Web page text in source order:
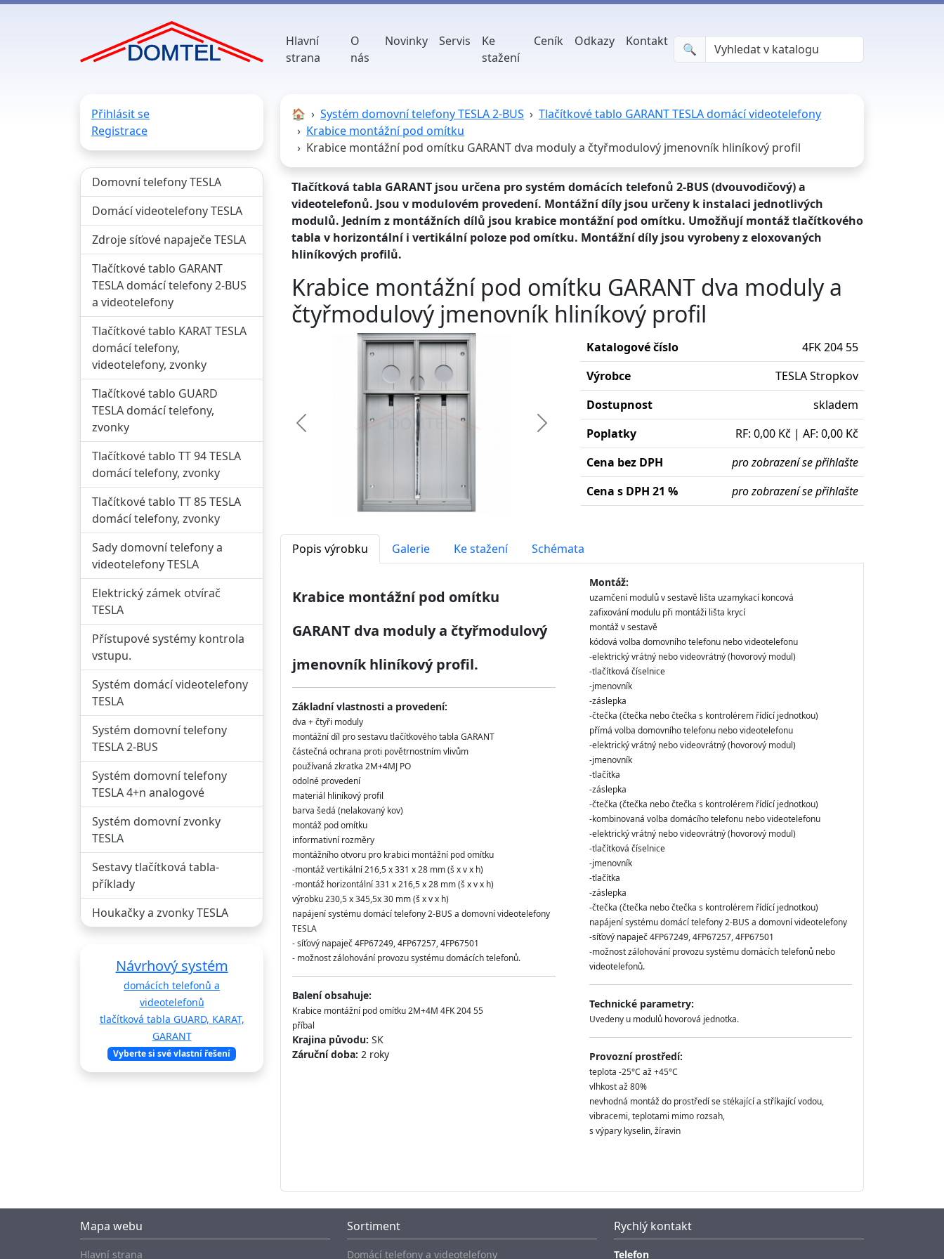
Hlavní
strana
O
nás
Novinky Servis
Ke
stažení
Ceník Odkazy Kontakt
🔍︎
Přihlásit se
Registrace
Domovní telefony TESLA
Domácí videotelefony TESLA
Zdroje síťové napaječe TESLA
Tlačítkové tablo GARANT
TESLA domácí telefony 2-BUS
a videotelefony
Tlačítkové tablo KARAT TESLA
domácí telefony,
videotelefony, zvonky
Tlačítkové tablo GUARD
TESLA domácí telefony,
zvonky
Tlačítkové tablo TT 94 TESLA
domácí telefony, zvonky
Tlačítkové tablo TT 85 TESLA
domácí telefony, zvonky
Sady domovní telefony a
videotelefony TESLA
Elektrický zámek otvírač
TESLA
Přístupové systémy kontrola
vstupu.
Systém domácí videotelefony
TESLA
Systém domovní telefony
TESLA 2-BUS
Systém domovní telefony
TESLA 4+n analogové
Systém domovní zvonky
TESLA
Sestavy tlačítková tabla-
příklady
Houkačky a zvonky TESLA
Návrhový systém
domácích telefonů a
videotelefonů
tlačítková tabla GUARD, KARAT,
GARANT
Vyberte si své vlastní řešení
🏠︎ Systém domovní telefony TESLA 2-BUS
Tlačítkové tablo GARANT TESLA domácí videotelefony
Krabice montážní pod omítku
Krabice montážní pod omítku GARANT dva moduly a čtyřmodulový jmenovník hliníkový profil
Tlačítková tabla GARANT jsou určena pro systém domácích telefonů 2-BUS (dvouvodičový) a
videotelefonů. Jsou v modulovém provedení. Montážní díly jsou určeny k instalaci jednotlivých
modulů. Jedním z montážních dílů jsou krabice montážní pod omítku. Umožňují montáž tlačítkového
tabla v horizontální i vertikální poloze pod omítku. Montážní díly jsou vyrobeny z eloxovaných
hliníkových profilů.
Krabice montážní pod omítku GARANT dva moduly a
čtyřmodulový jmenovník hliníkový profil
Předchozí Další
Katalogové číslo
4FK 204 55
Výrobce
TESLA Stropkov
Dostupnost
skladem
Poplatky
RF: 0,00 Kč | AF: 0,00 Kč
Cena bez DPH
pro zobrazení se přihlašte
Cena s DPH 21 %
pro zobrazení se přihlašte
Popis výrobku Galerie Ke stažení Schémata
Krabice montážní pod omítku
GARANT dva moduly a čtyřmodulový
jmenovník hliníkový profil.
Základní vlastnosti a provedení:
dva + čtyři moduly
montážní díl pro sestavu tlačítkového tabla GARANT
částečná ochrana proti povětrnostním vlivům
používaná zkratka 2M+4MJ PO
odolné provedení
materiál hliníkový profil
barva šedá (nelakovaný kov)
montáž pod omítku
informativní rozměry
montážního otvoru pro krabici montážní pod omítku
-montáž vertikální 216,5 x 331 x 28 mm (š x v x h)
-montáž horizontální 331 x 216,5 x 28 mm (š x v x h)
výrobku 230,5 x 345,5x 30 mm (š x v x h)
napájení systému domácí telefony 2-BUS a domovní videotelefony
TESLA
- síťový napaječ 4FP67249, 4FP67257, 4FP67501
- možnost zálohování provozu systému domácích telefonů.
Balení obsahuje:
Krabice montážní pod omítku 2M+4M 4FK 204 55
příbal
Krajina původu: SK
Záruční doba: 2 roky
Montáž:
uzamčení modulů v sestavě lišta uzamykací koncová
zafixování modulu při montáži lišta krycí
montáž v sestavě
kódová volba domovního telefonu nebo videotelefonu
-elektrický vrátný nebo videovrátný (hovorový modul)
-tlačítková číselnice
-jmenovník
-záslepka
-čtečka (čtečka nebo čtečka s kontrolérem řídící jednotkou)
přímá volba domovního telefonu nebo videotelefonu
-elektrický vrátný nebo videovrátný (hovorový modul)
-jmenovník
-tlačítka
-záslepka
-čtečka (čtečka nebo čtečka s kontrolérem řídící jednotkou)
-kombinovaná volba domácího telefonu nebo videotelefonu
-elektrický vrátný nebo videovrátný (hovorový modul)
-tlačítková číselnice
-jmenovník
-tlačítka
-záslepka
-čtečka (čtečka nebo čtečka s kontrolérem řídící jednotkou)
napájení systému domácí telefony 2-BUS a domovní videotelefony
-síťový napaječ 4FP67249, 4FP67257, 4FP67501
-možnost zálohování provozu systému domácích telefonů nebo
videotelefonů.
Technické parametry:
Uvedeny u modulů hovorová jednotka.
Provozní prostředí:
teplota -25°C až +45°C
vlhkost až 80%
nevhodná montáž do prostředí se stékající a stříkající vodou,
vibracemi, teplotami mimo rozsah,
s výpary kyselin, žíravin
Mapa webu
Hlavní strana
Sortiment
Domácí telefony a videotelefony
Rychlý kontakt
Telefon